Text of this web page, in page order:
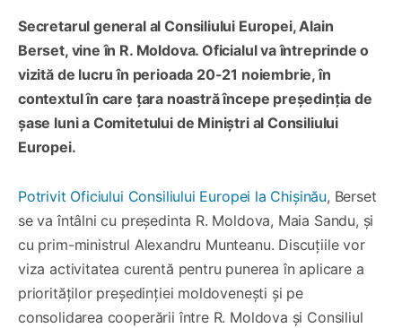
Secretarul general al Consiliului Europei, Alain
Berset, vine în R. Moldova. Oficialul va întreprinde o
vizită de lucru în perioada 20-21 noiembrie, în
contextul în care țara noastră începe președinția de
șase luni a Comitetului de Miniștri al Consiliului
Europei.
Potrivit Oficiului Consiliului Europei la Chișinău, Berset
se va întâlni cu președinta R. Moldova, Maia Sandu, și
cu prim-ministrul Alexandru Munteanu. Discuțiile vor
viza activitatea curentă pentru punerea în aplicare a
priorităților președinției moldovenești și pe
consolidarea cooperării între R. Moldova și Consiliul